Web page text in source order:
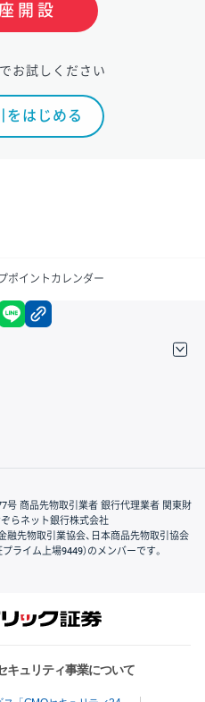
開設
お試しください
をはじめる
ポイントカレンダー
facebook
号 商品先物取引業者 銀行代理業者 関東財
ぞらネット銀行株式会社
融先物取引業協会、日本商品先物取引協会
ライム上場9449）のメンバーです。
キュリティ事業について